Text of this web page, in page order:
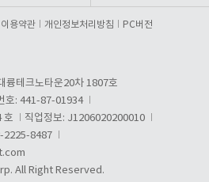
용약관 개인정보처리방침 PC버전
륭테크노타운20차 1807호
호: 441-87-01934
호
직업정보: J1206020200010
2225-8487
All Right Reserved.